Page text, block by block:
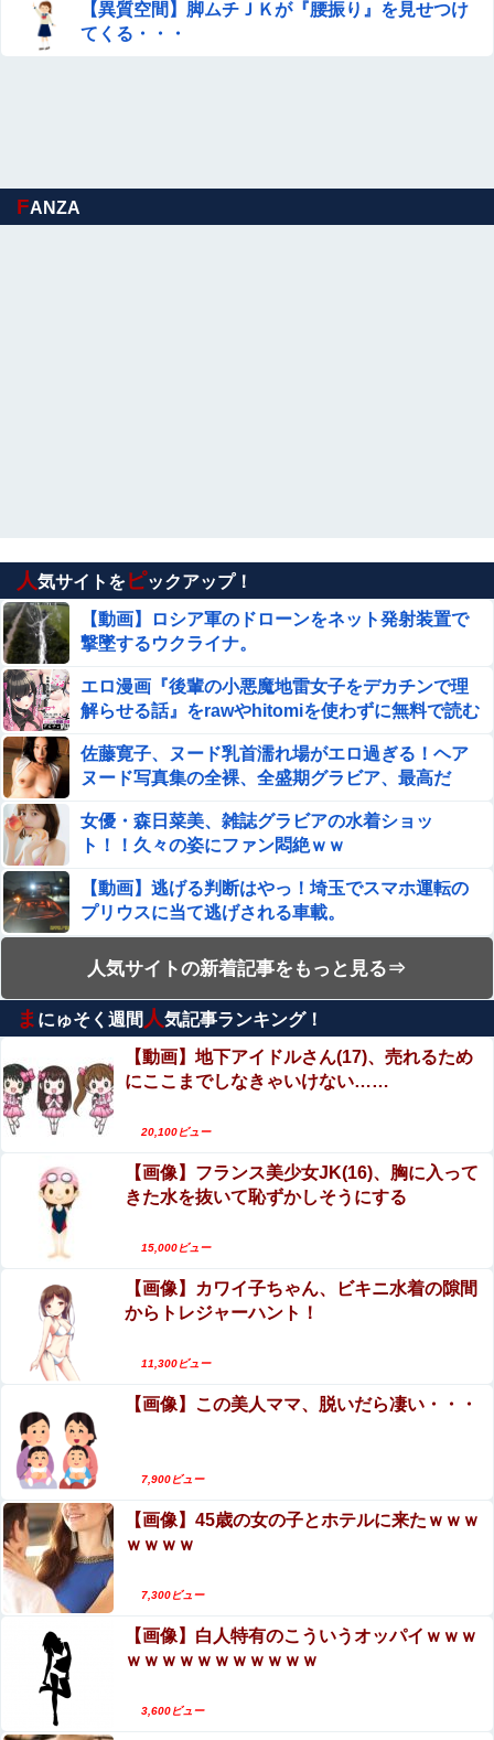
【異質空間】脚ムチＪＫが『腰振り』を見せつけ
てくる・・・
FANZA
人気サイトをピックアップ！
【動画】ロシア軍のドローンをネット発射装置で
撃墜するウクライナ。
エロ漫画『後輩の小悪魔地雷女子をデカチンで理
解らせる話』をrawやhitomiを使わずに無料で読む
佐藤寛子、ヌード乳首濡れ場がエロ過ぎる！ヘア
ヌード写真集の全裸、全盛期グラビア、最高だ
女優・森日菜美、雑誌グラビアの水着ショッ
ト！！久々の姿にファン悶絶ｗｗ
【動画】逃げる判断はやっ！埼玉でスマホ運転の
プリウスに当て逃げされる車載。
エロ漫画『冥婚の花嫁～無限快楽地獄～』をraw
やhitomiを使わずに無料で読む方法│五梅
【動画】よく助けられたな。岐阜の川で外国人が
溺れてしまう事故。
生配信中に猫に乳首ポロリさせられた10代美少女
のアーカイブ、500万再生越えｗｗｗ
即死する瞬間が「伝説級の映像」だと話題
に・・・
そりゃ肉便器に堕ちるわｗｗｗ
元グラドルAV女優・田野憂の寄付報告への中傷が
酷すぎる…AVで稼いだ金は「汚い金」なのか
エロ漫画『子種が通貨として流通する種付け特区
hitomiを使わずに無料で読む方法│フリテン堂
人気サイトの新着記事をもっと見る⇒
ま にゅそく週間 人気記事ランキング！
【動画】地下アイドルさん(17)、売れるため
にここまでしなきゃいけない……
20,100ビュー
【画像】フランス美少女JK(16)、胸に入って
きた水を抜いて恥ずかしそうにする
15,000ビュー
【画像】カワイ子ちゃん、ビキニ水着の隙間
からトレジャーハント！
11,300ビュー
【画像】この美人ママ、脱いだら凄い・・・
7,900ビュー
【画像】45歳の女の子とホテルに来たｗｗｗ
ｗｗｗｗ
7,300ビュー
【画像】白人特有のこういうオッパイｗｗｗ
ｗｗｗｗｗｗｗｗｗｗｗ
3,600ビュー